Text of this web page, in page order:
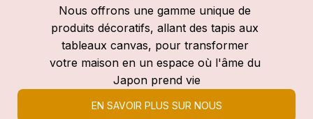
Nous offrons une gamme unique de
produits décoratifs, allant des tapis aux
tableaux canvas, pour transformer
votre maison en un espace où l'âme du
Japon prend vie
EN SAVOIR PLUS SUR NOUS